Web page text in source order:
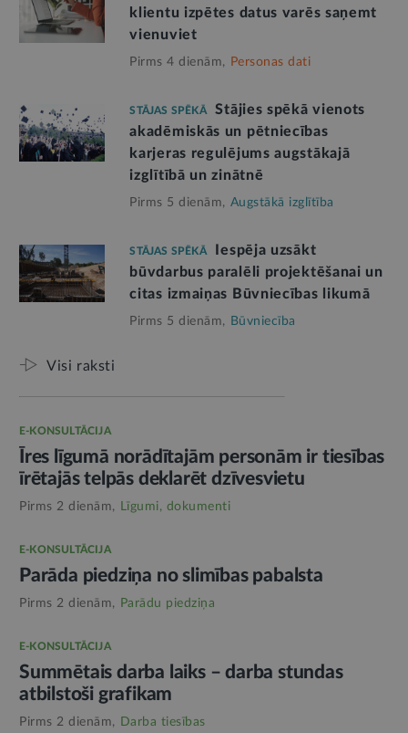
klientu izpētes datus varēs saņemt
vienuviet
Pirms 4 dienām, Personas dati
STĀJAS SPĒKĀ
Stājies spēkā vienots
akadēmiskās un pētniecības
karjeras regulējums augstākajā
izglītībā un zinātnē
Pirms 5 dienām, Augstākā izglītība
STĀJAS SPĒKĀ
Iespēja uzsākt
būvdarbus paralēli projektēšanai un
citas izmaiņas Būvniecības likumā
Pirms 5 dienām, Būvniecība
Visi raksti
E-KONSULTĀCIJA
Īres līgumā norādītajām personām ir tiesības
īrētajās telpās deklarēt dzīvesvietu
Pirms 2 dienām, Līgumi, dokumenti
E-KONSULTĀCIJA
Parāda piedziņa no slimības pabalsta
Pirms 2 dienām, Parādu piedziņa
E-KONSULTĀCIJA
Summētais darba laiks – darba stundas
atbilstoši grafikam
Pirms 2 dienām, Darba tiesības